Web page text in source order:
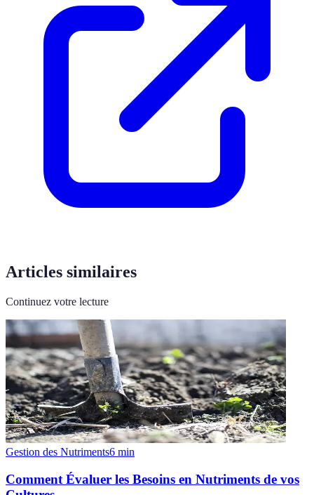
Articles similaires
Continuez votre lecture
Gestion des Nutriments6 min
Comment Évaluer les Besoins en Nutriments de vos